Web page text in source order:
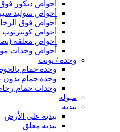
أحواض ديكور
أحواض سوليد
أحواض فوق
أحواض
أحواض معلقة
أحواض وحدات
وحده / يونت
وحدة حمام
وحدة حمام
وحدات حمام
مبوله
بيديه
بيديه على الأرض
بيديه معلق